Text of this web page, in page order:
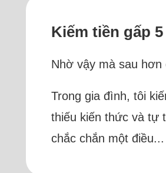
Kiếm tiền gấp
Nhờ vậy mà sau hơn
Trong gia đình, tôi
thiếu kiến thức và tự
chắc chắn một